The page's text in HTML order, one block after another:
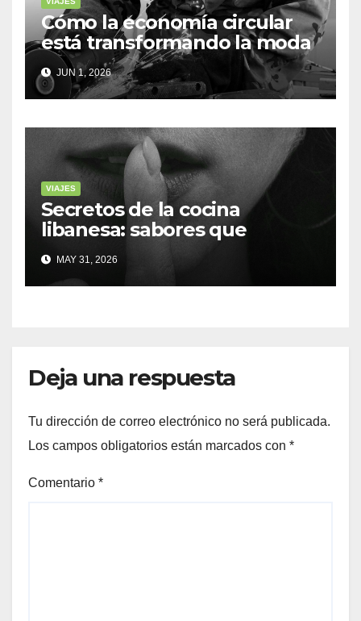
Cómo la economía circular
está transformando la moda
sostenible
JUN 1, 2026
VIAJES
Secretos de la cocina
libanesa: sabores que
cuentan historias
MAY 31, 2026
Deja una respuesta
Tu dirección de correo electrónico no será publicada.
Los campos obligatorios están marcados con *
Comentario *